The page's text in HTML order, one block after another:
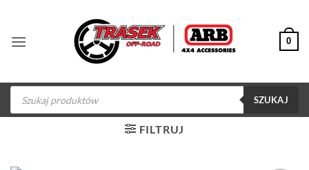
zawartości
0
Wyszukiwarka
produktów
SZUKAJ
FILTRUJ